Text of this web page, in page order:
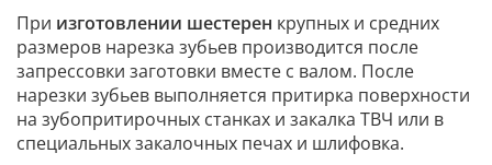
При изготовлении шестерен крупных и средних
размеров нарезка зубьев производится после
запрессовки заготовки вместе с валом. После
нарезки зубьев выполняется притирка поверхности
на зубопритирочных станках и закалка ТВЧ или в
специальных закалочных печах и шлифовка.